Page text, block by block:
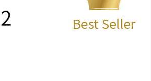
Best Seller